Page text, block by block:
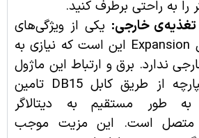
را به راحتی برطرف کنید.
تغذیه‌ی خارجی: یکی از ویژگی‌های
برجسته ماژول Expansion این است که نیازی به
ندارد. برق و ارتباط این ماژول
به صورت یکپارچه از طریق کابل DB15 تامین
طور مستقیم به دیتالاگر
FIDAQUIRE متصل است. این مزیت موجب